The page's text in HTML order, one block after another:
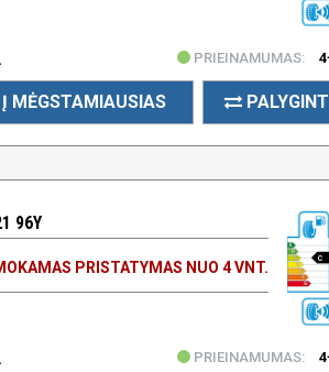
PRIEINAMUMAS:
MĖGSTAMIAUSIAS
96Y
PRISTATYMAS NUO 4 VNT.
C
PRIEINAMUMAS: